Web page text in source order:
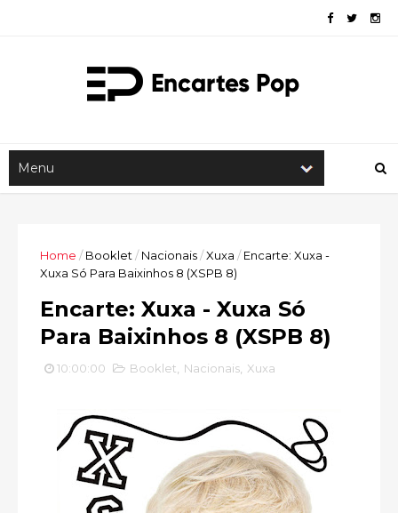
Home / Booklet / Nacionais/Xuxa / Encarte: Xuxa -
Xuxa Só Para Baixinhos 8 (XSPB 8)
Encarte: Xuxa - Xuxa Só
Para Baixinhos 8 (XSPB 8)
10:00:00 Booklet Nacionais Xuxa